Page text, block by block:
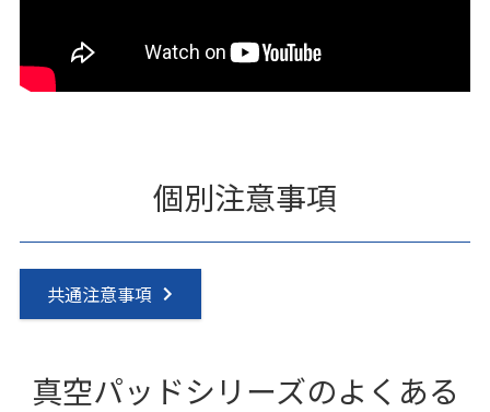
個別注意事項
共通注意事項
真空パッドシリーズのよくある